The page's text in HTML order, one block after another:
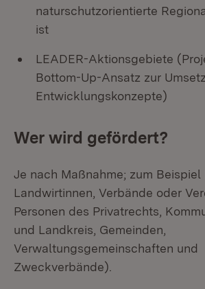
naturschutzorientierte
ist
LEADER-Aktionsgebiete
Bottom-Up-Ansatz zur
Entwicklungskonzepte)
Wer wird gefördert?
Je nach Maßnahme; zum
Landwirtinnen, Verbände oder
Personen des Privatrechts,
und Landkreis, Gemeinden,
Verwaltungsgemeinschaften und
Zweckverbände).